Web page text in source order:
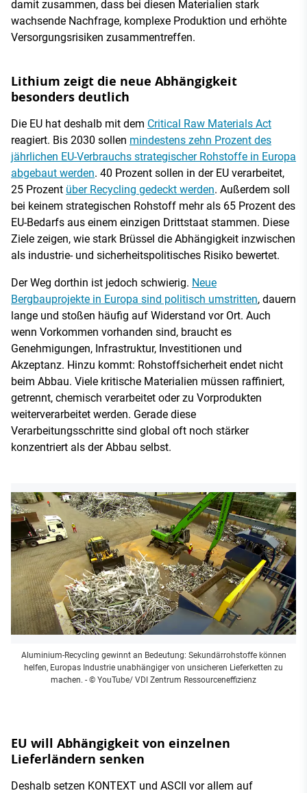
damit zusammen, dass bei diesen Materialien stark
wachsende Nachfrage, komplexe Produktion und erhöhte
Versorgungsrisiken zusammentreffen.
Lithium zeigt die neue Abhängigkeit
besonders deutlich
Die EU hat deshalb mit dem Critical Raw Materials Act
reagiert. Bis 2030 sollen mindestens zehn Prozent des
jährlichen EU-Verbrauchs strategischer Rohstoffe in Europa
abgebaut werden. 40 Prozent sollen in der EU verarbeitet,
25 Prozent über Recycling gedeckt werden. Außerdem soll
bei keinem strategischen Rohstoff mehr als 65 Prozent des
EU-Bedarfs aus einem einzigen Drittstaat stammen. Diese
Ziele zeigen, wie stark Brüssel die Abhängigkeit inzwischen
als industrie- und sicherheitspolitisches Risiko bewertet.
Der Weg dorthin ist jedoch schwierig. Neue
Bergbauprojekte in Europa sind politisch umstritten, dauern
lange und stoßen häufig auf Widerstand vor Ort. Auch
wenn Vorkommen vorhanden sind, braucht es
Genehmigungen, Infrastruktur, Investitionen und
Akzeptanz. Hinzu kommt: Rohstoffsicherheit endet nicht
beim Abbau. Viele kritische Materialien müssen raffiniert,
getrennt, chemisch verarbeitet oder zu Vorprodukten
weiterverarbeitet werden. Gerade diese
Verarbeitungsschritte sind global oft noch stärker
konzentriert als der Abbau selbst.
Aluminium-Recycling gewinnt an Bedeutung: Sekundärrohstoffe können
helfen, Europas Industrie unabhängiger von unsicheren Lieferketten zu
machen. - © YouTube/ VDI Zentrum Ressourceneffizienz
EU will Abhängigkeit von einzelnen
Lieferländern senken
Deshalb setzen KONTEXT und ASCII vor allem auf